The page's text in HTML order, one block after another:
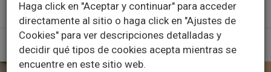
Haga click en "Aceptar y continuar" para acceder
directamente al sitio o haga click en "Ajustes de
Cookies" para ver descripciones detalladas y
decidir qué tipos de cookies acepta mientras se
encuentre en este sitio web.